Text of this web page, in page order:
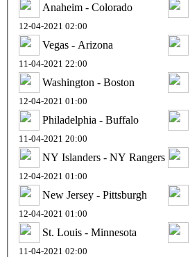
Anaheim - Colorado
12-04-2021 02:00
Vegas - Arizona
11-04-2021 22:00
Washington - Boston
12-04-2021 01:00
Philadelphia - Buffalo
11-04-2021 20:00
NY Islanders - NY Rangers
12-04-2021 01:00
New Jersey - Pittsburgh
12-04-2021 01:00
St. Louis - Minnesota
11-04-2021 02:00